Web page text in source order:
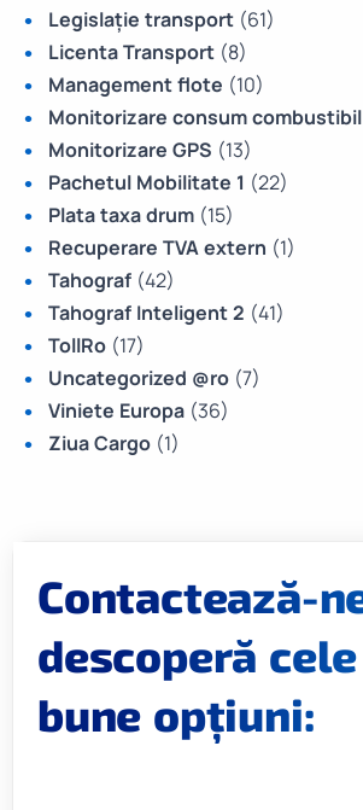
Legislație transport (61)
Licenta Transport (8)
Management flote (10)
Monitorizare consum combustibil
Monitorizare GPS (13)
Pachetul Mobilitate 1 (22)
Plata taxa drum (15)
Recuperare TVA extern (1)
Tahograf (42)
Tahograf Inteligent 2 (41)
TollRo (17)
Uncategorized @ro (7)
Viniete Europa (36)
Ziua Cargo (1)
Contactează-
descoperă
bune opțiuni: